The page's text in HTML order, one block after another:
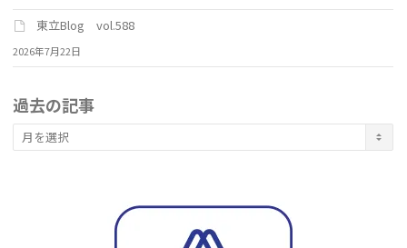
東立Blog vol.588
2026年7月22日
過去の記事
去